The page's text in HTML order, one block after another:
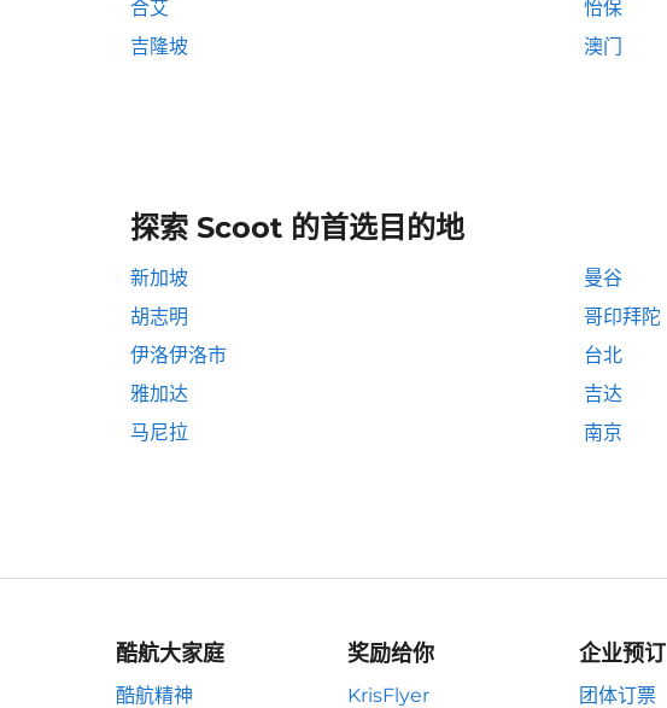
合艾
怡保
吉隆坡
澳门
探索 Scoot 的首选目的地
新加坡 曼谷
胡志明
哥印拜陀
伊洛伊洛市
台北
雅加达
吉达
马尼拉
南京
酷航大家庭
酷航精神
奖励给你
KrisFlyer
企业预订
团体订票